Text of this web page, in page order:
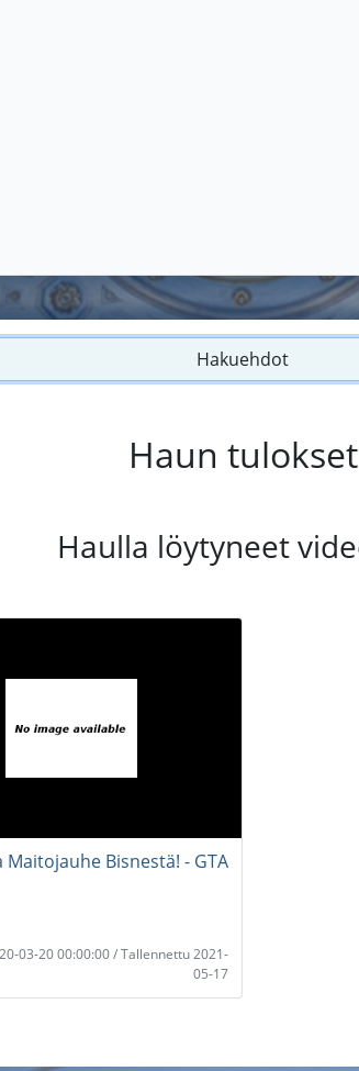
Hakuehdot
Haun tulokset
Haulla löytyneet
Maitojauhe Bisnestä! - GTA
03-20 00:00:00 / Tallennettu 2021-
05-17